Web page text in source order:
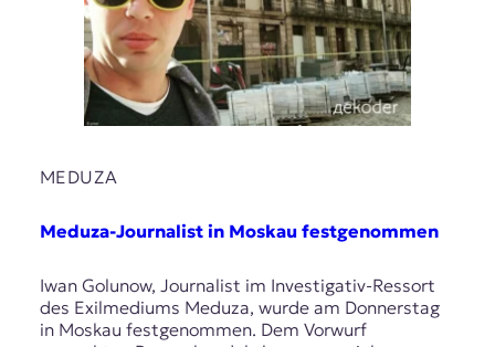
MEDUZA
Meduza-Journalist in Moskau festgenommen
Iwan Golunow, Journalist im Investigativ-Ressort
des Exilmediums Meduza, wurde am Donnerstag
in Moskau festgenommen. Dem Vorwurf